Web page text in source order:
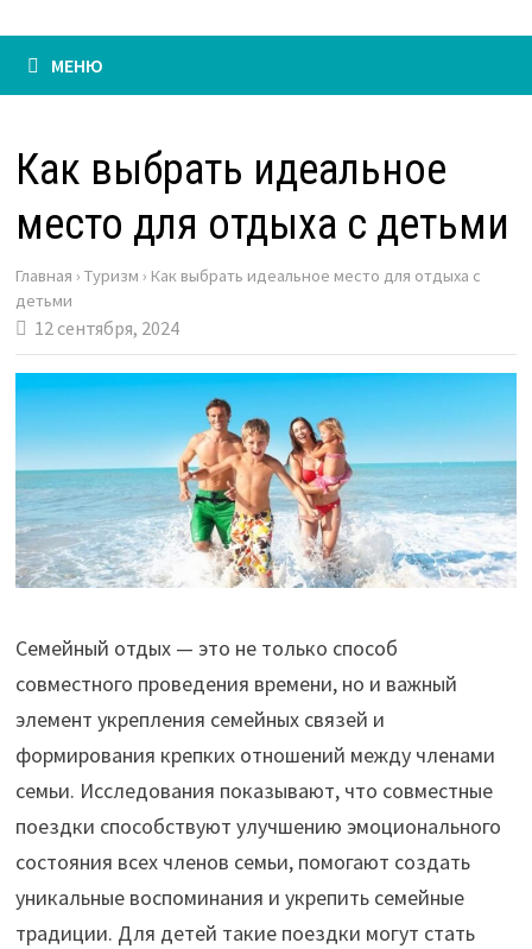
МЕНЮ
Как выбрать идеальное
место для отдыха с детьми
Главная › Туризм › Как выбрать идеальное место для отдыха с
детьми
12 сентября, 2024
Семейный отдых — это не только способ
совместного проведения времени, но и важный
элемент укрепления семейных связей и
формирования крепких отношений между членами
семьи. Исследования показывают, что совместные
поездки способствуют улучшению эмоционального
состояния всех членов семьи, помогают создать
уникальные воспоминания и укрепить семейные
традиции. Для детей такие поездки могут стать